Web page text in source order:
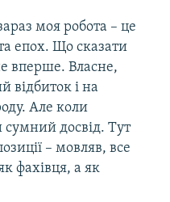
моя робота – це
епох. Що сказати
вперше. Власне,
відбиток і на
Але коли
сумний досвід. Тут
– мовляв, все
фахівця, а як